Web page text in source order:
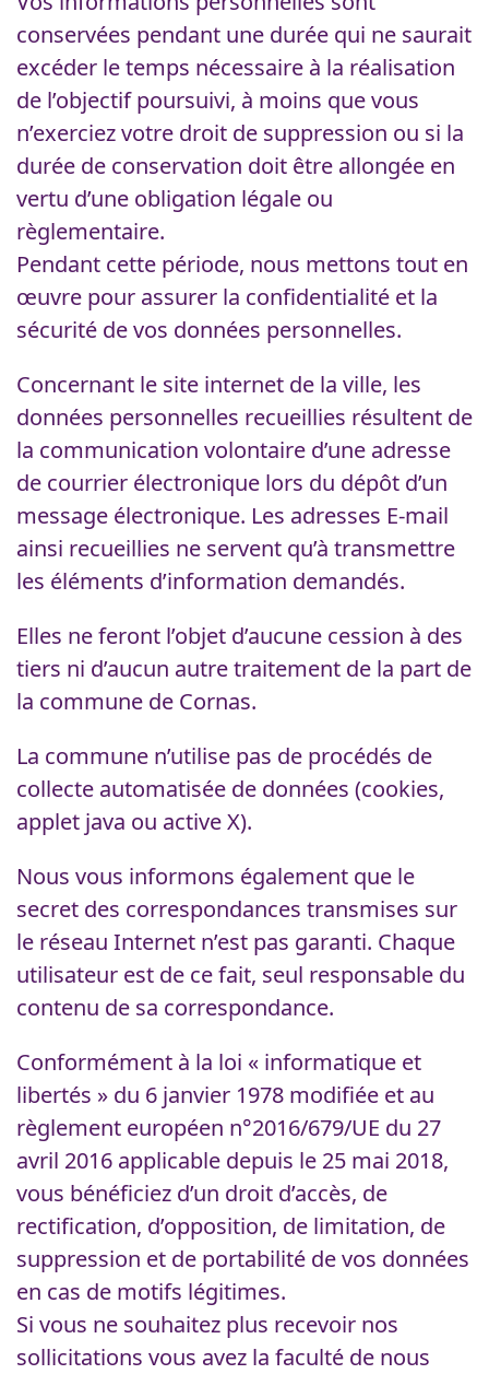
conservées pendant une durée qui ne saurait
excéder le temps nécessaire à la réalisation
de l’objectif poursuivi, à moins que vous
n’exerciez votre droit de suppression ou si la
durée de conservation doit être allongée en
vertu d’une obligation légale ou
règlementaire.
Pendant cette période, nous mettons tout en
œuvre pour assurer la confidentialité et la
sécurité de vos données personnelles.
Concernant le site internet de la ville, les
données personnelles recueillies résultent de
la communication volontaire d’une adresse
de courrier électronique lors du dépôt d’un
message électronique. Les adresses E-mail
ainsi recueillies ne servent qu’à transmettre
les éléments d’information demandés.
Elles ne feront l’objet d’aucune cession à des
tiers ni d’aucun autre traitement de la part de
la commune de Cornas.
La commune n’utilise pas de procédés de
collecte automatisée de données (cookies,
applet java ou active X).
Nous vous informons également que le
secret des correspondances transmises sur
le réseau Internet n’est pas garanti. Chaque
utilisateur est de ce fait, seul responsable du
contenu de sa correspondance.
Conformément à la loi « informatique et
libertés » du 6 janvier 1978 modifiée et au
règlement européen n°2016/679/UE du 27
avril 2016 applicable depuis le 25 mai 2018,
vous bénéficiez d’un droit d’accès, de
rectification, d’opposition, de limitation, de
suppression et de portabilité de vos données
en cas de motifs légitimes.
Si vous ne souhaitez plus recevoir nos
sollicitations vous avez la faculté de nous